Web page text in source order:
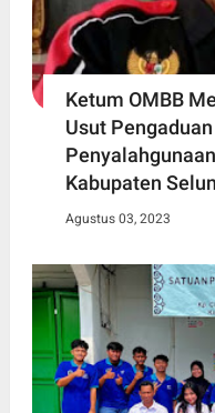
Ketum OMBB
Usut
Kabupaten
Agustus 03, 2023